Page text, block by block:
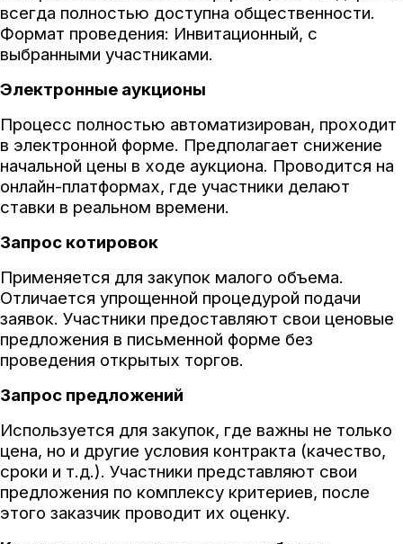
всегда полностью доступна общественности.
Формат проведения: Инвитационный, с
выбранными участниками.
Электронные аукционы
Процесс полностью автоматизирован, проходит
в электронной форме. Предполагает снижение
начальной цены в ходе аукциона. Проводится на
онлайн-платформах, где участники делают
ставки в реальном времени.
Запрос котировок
Применяется для закупок малого объема.
Отличается упрощенной процедурой подачи
заявок. Участники предоставляют свои ценовые
предложения в письменной форме без
проведения открытых торгов.
Запрос предложений
Используется для закупок, где важны не только
цена, но и другие условия контракта (качество,
сроки и т.д.). Участники представляют свои
предложения по комплексу критериев, после
этого заказчик проводит их оценку.